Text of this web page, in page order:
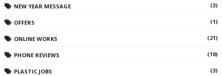
NEW YEAR MESSAGE (3)
OFFERS (1)
ONLINE WORKS (21)
PHONE REVIEWS (10)
PLASTIC JOBS (3)